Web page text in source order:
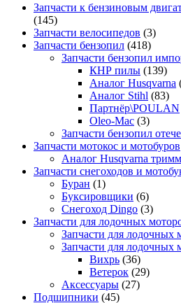
Запчасти к бензиновым
(145)
Запчасти велосипедов (3)
Запчасти бензопил (418)
Запчасти бензопил
КНР пилы (139)
Аналог Husqvarna
Аналог Stihl (83)
Партнёр\POULAN
Oleo-Mac (3)
Запчасти бензопил
Запчасти мотокос и мотобуров
Аналог Husqvarna
Запчасти снегоходов и
Буран (1)
Буксировщики (6)
Снегоход Dingo (3)
Запчасти для лодочных
Запчасти для лодочных
Запчасти для лодочных
Вихрь (36)
Ветерок (29)
Аксессуары (27)
Подшипники (45)